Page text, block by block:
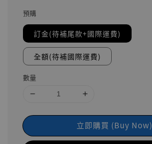
預購
訂金(待補尾款+國際運費)
全額(待補國際運費)
數量
立即購買 (Buy Now)